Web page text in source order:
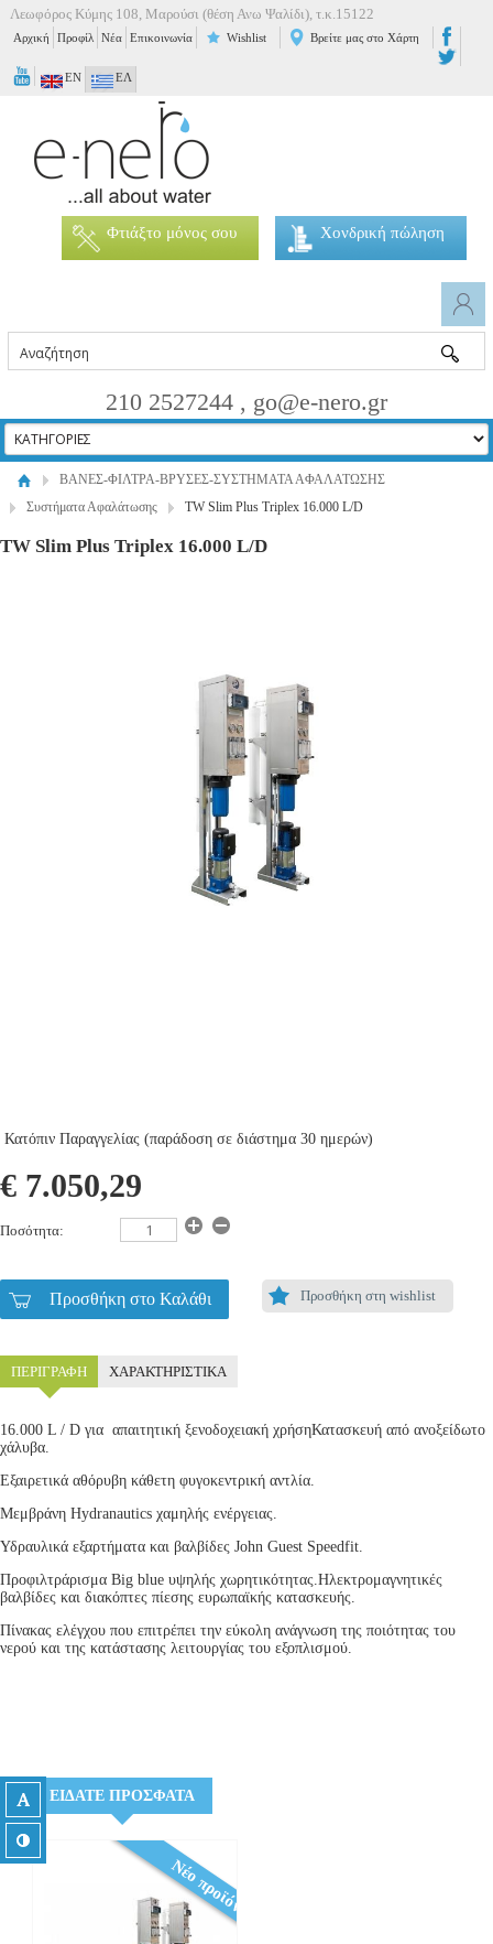
Λεωφόρος Κύμης 108, Μαρούσι (θέση Ανω Ψαλίδι), τ.κ.15122
Αρχική Προφίλ Νέα Επικοινωνία Wishlist Βρείτε μας στο Χάρτη
EN ΕΛ
Χονδρική πώληση
Φτιάξτο μόνος σου
210 2527244 , go@e-nero.gr
ΒΑΝΕΣ-ΦΙΛΤΡΑ-ΒΡΥΣΕΣ-ΣΥΣΤΗΜΑΤΑ ΑΦΑΛΑΤΩΣΗΣ
Συστήματα Αφαλάτωσης
TW Slim Plus Triplex 16.000 L/D
TW Slim Plus Triplex 16.000 L/D
Κατόπιν Παραγγελίας (παράδοση σε διάστημα 30 ημερών)
€ 7.050,29
Ποσότητα:
Προσθήκη στο Καλάθι Προσθήκη στη wishlist
ΠΕΡΙΓΡΑΦΗ ΧΑΡΑΚΤΗΡΙΣΤΙΚΑ
16.000 L / D για απαιτητική ξενοδοχειακή χρήσηΚατασκευή από ανοξείδωτο
χάλυβα.
Εξαιρετικά αθόρυβη κάθετη φυγοκεντρική αντλία.
Μεμβράνη Hydranautics χαμηλής ενέργειας.
Υδραυλικά εξαρτήματα και βαλβίδες John Guest Speedfit.
Προφιλτράρισμα Big blue υψηλής χωρητικότητας.Ηλεκτρομαγνητικές
βαλβίδες και διακόπτες πίεσης ευρωπαϊκής κατασκευής.
Πίνακας ελέγχου που επιτρέπει την εύκολη ανάγνωση της ποιότητας του
νερού και της κατάστασης λειτουργίας του εξοπλισμού.
ΕΙΔΑΤΕ ΠΡΟΣΦΑΤΑ
Νέο προϊόν